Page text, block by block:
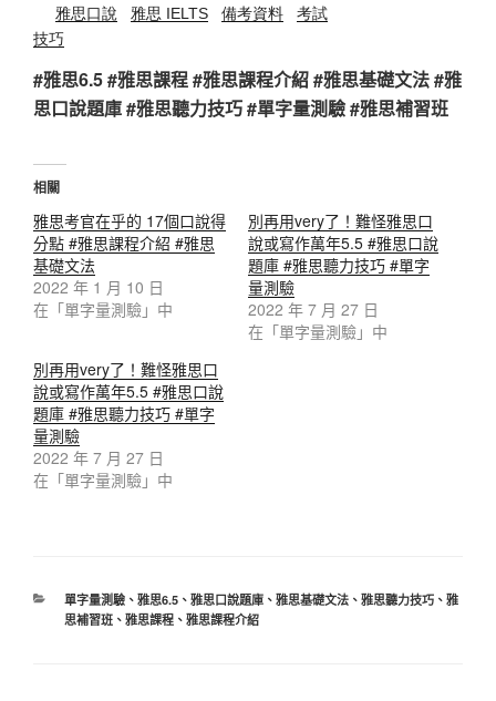
雅思口說 雅思 IELTS 備考資料
考試
技巧
#雅思6.5 #雅思課程 #雅思課程介紹 #雅思基礎文法 #雅
思口說題庫 #雅思聽力技巧 #單字量測驗 #雅思補習班
相關
雅思考官在乎的 17個口說得
分點 #雅思課程介紹 #雅思
基礎文法
2022 年 1 月 10 日
在「單字量測驗」中
別再用very了！難怪雅思口
說或寫作萬年5.5 #雅思口說
題庫 #雅思聽力技巧 #單字
量測驗
2022 年 7 月 27 日
在「單字量測驗」中
別再用very了！難怪雅思口
說或寫作萬年5.5 #雅思口說
題庫 #雅思聽力技巧 #單字
量測驗
2022 年 7 月 27 日
在「單字量測驗」中
分
類
單字量測驗、 雅思6.5、 雅思口說題庫、 雅思基礎文法、 雅思聽力技巧、 雅
思補習班、 雅思課程、 雅思課程介紹